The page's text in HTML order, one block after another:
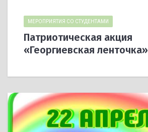
МЕРОПРИЯТИЯ СО СТУДЕНТАМИ
Патриотическая акция
«Георгиевская ленточка»